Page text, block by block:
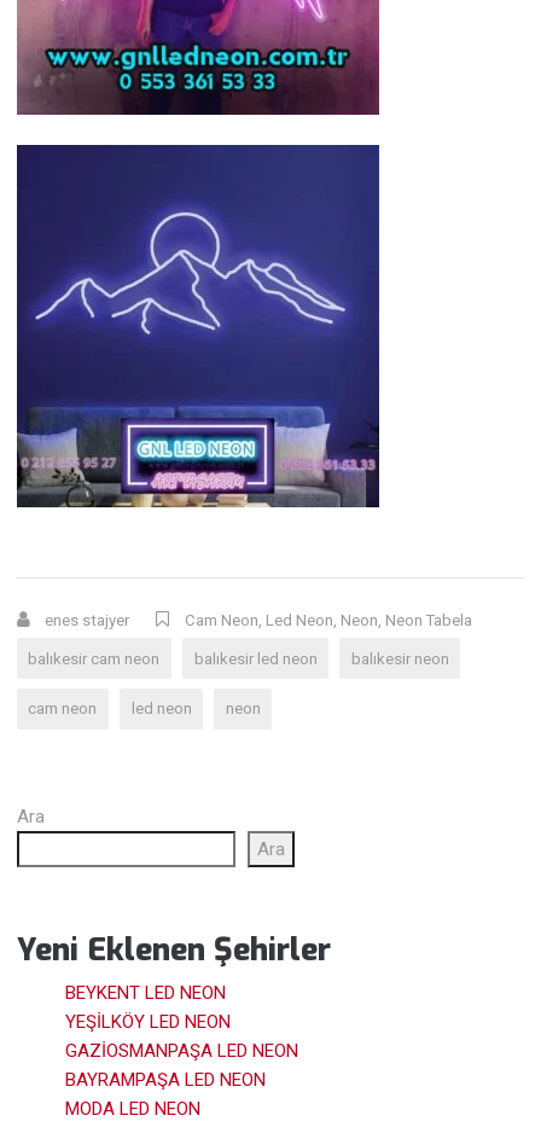
enes stajyer Cam Neon, Led Neon, Neon, Neon Tabela
balıkesir cam neon balıkesir led neon balıkesir neon
cam neon led neon neon
Ara
Ara
Yeni Eklenen Şehirler
BEYKENT LED NEON
YEŞİLKÖY LED NEON
GAZİOSMANPAŞA LED NEON
BAYRAMPAŞA LED NEON
MODA LED NEON